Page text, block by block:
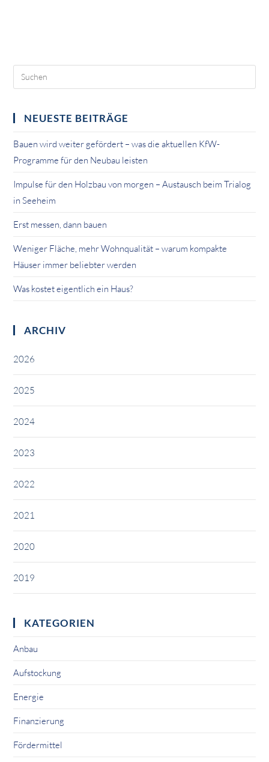
NEUESTE BEITRÄGE
Bauen wird weiter gefördert – was die aktuellen KfW-
Programme für den Neubau leisten
Impulse für den Holzbau von morgen – Austausch beim Trialog
in Seeheim
Erst messen, dann bauen
Weniger Fläche, mehr Wohnqualität – warum kompakte
Häuser immer beliebter werden
Was kostet eigentlich ein Haus?
ARCHIV
2026
2025
2024
2023
2022
2021
2020
2019
KATEGORIEN
Anbau
Aufstockung
Energie
Finanzierung
Fördermittel